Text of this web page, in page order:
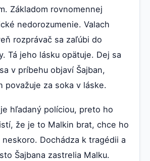
Základom rovnomennej
nedorozumenie. Valach
rozprávač sa zaľúbi do
Tá jeho lásku opätuje. Dej sa
v príbehu objaví Šajban,
považuje za soka v láske.
hľadaný políciou, preto ho
že je to Malkin brat, chce ho
Dochádza k tragédii a
Šajbana zastrelia Malku.